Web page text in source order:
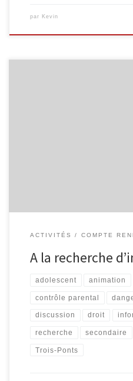
par Kevin
ACTIVITÉS COMPTE
A la recherche
adolescent animation
contrôle parental
discussion droit
recherche secondaire
Trois-Ponts